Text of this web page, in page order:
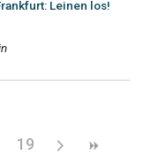
Leinen los!
19